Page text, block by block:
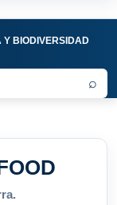
Y BIODIVERSIDAD
⌕